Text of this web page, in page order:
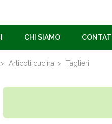
CHI SIAMO
Articoli cucina Taglieri